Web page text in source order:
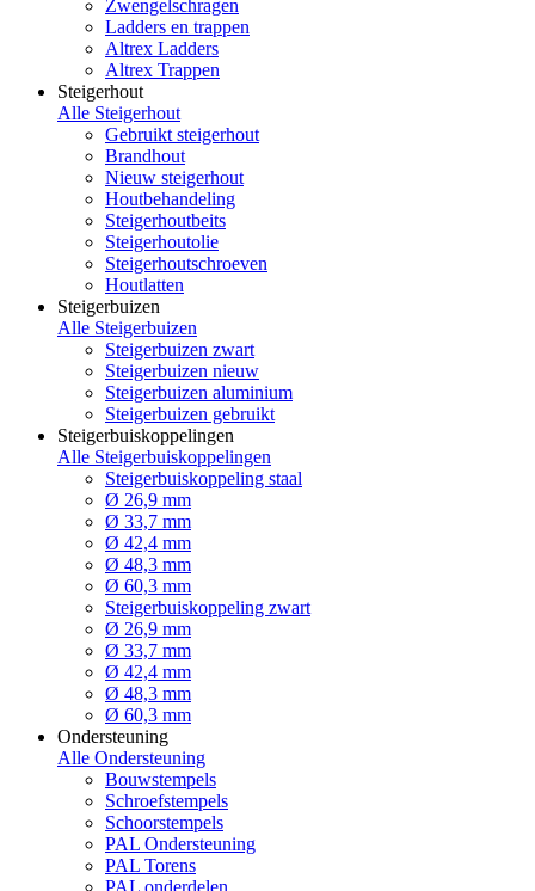
Zwengelschragen
Ladders en trappen
Altrex Ladders
Altrex Trappen
Steigerhout
Alle Steigerhout
Gebruikt steigerhout
Brandhout
Nieuw steigerhout
Houtbehandeling
Steigerhoutbeits
Steigerhoutolie
Steigerhoutschroeven
Houtlatten
Steigerbuizen
Alle Steigerbuizen
Steigerbuizen zwart
Steigerbuizen nieuw
Steigerbuizen aluminium
Steigerbuizen gebruikt
Steigerbuiskoppelingen
Alle Steigerbuiskoppelingen
Steigerbuiskoppeling staal
Ø 26,9 mm
Ø 33,7 mm
Ø 42,4 mm
Ø 48,3 mm
Ø 60,3 mm
Steigerbuiskoppeling zwart
Ø 26,9 mm
Ø 33,7 mm
Ø 42,4 mm
Ø 48,3 mm
Ø 60,3 mm
Ondersteuning
Alle Ondersteuning
Bouwstempels
Schroefstempels
Schoorstempels
PAL Ondersteuning
PAL Torens
PAL onderdelen